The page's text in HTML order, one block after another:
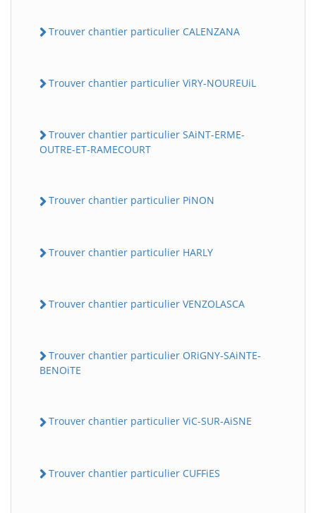
Trouver chantier particulier CALENZANA
Trouver chantier particulier ViRY-NOUREUiL
Trouver chantier particulier SAiNT-ERME-
OUTRE-ET-RAMECOURT
Trouver chantier particulier PiNON
Trouver chantier particulier HARLY
Trouver chantier particulier VENZOLASCA
Trouver chantier particulier ORiGNY-SAiNTE-
BENOiTE
Trouver chantier particulier ViC-SUR-AiSNE
Trouver chantier particulier CUFFiES